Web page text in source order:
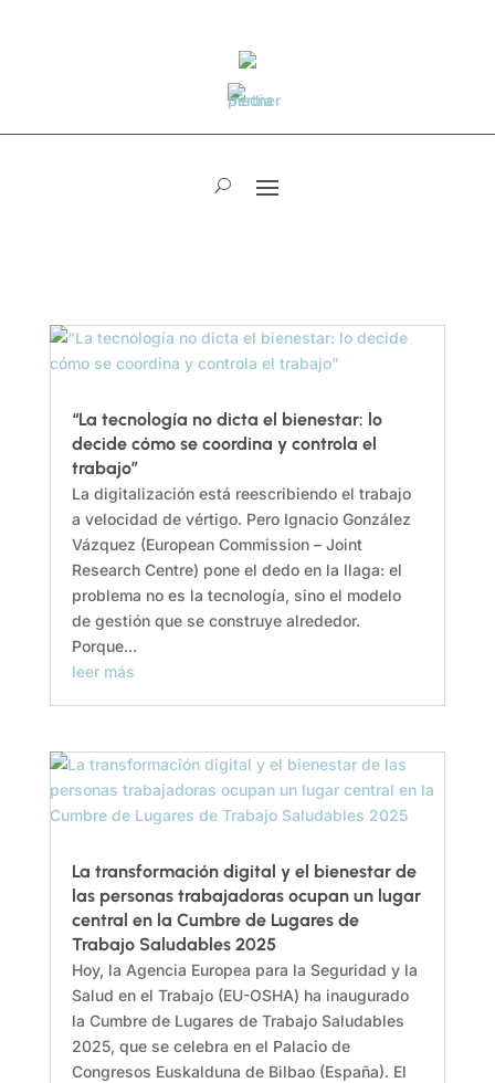
“La tecnología no dicta el bienestar: lo
decide cómo se coordina y controla el
trabajo”
La digitalización está reescribiendo el trabajo
a velocidad de vértigo. Pero Ignacio González
Vázquez (European Commission – Joint
Research Centre) pone el dedo en la llaga: el
problema no es la tecnología, sino el modelo
de gestión que se construye alrededor.
Porque...
leer más
La transformación digital y el bienestar de
las personas trabajadoras ocupan un lugar
central en la Cumbre de Lugares de
Trabajo Saludables 2025
Hoy, la Agencia Europea para la Seguridad y la
Salud en el Trabajo (EU-OSHA) ha inaugurado
la Cumbre de Lugares de Trabajo Saludables
2025, que se celebra en el Palacio de
Congresos Euskalduna de Bilbao (España). El